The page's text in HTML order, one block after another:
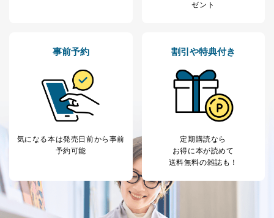
当社が取り扱う開示対象個人情報の利用目的は次のとお
当社の定期購読サ
ービス等をご利用
の方の個人情報
購入商品の配送のため
ｅメール等による商品、サービ
ス、キャンペーン等の広告の案内
個人が特定できない形で取得した
閲覧履歴や購買履歴等の情報を分
応じた新商品・サービスに関する
広告のため
2
いただいた方の個
お問い合わせ対応、トラブル対
処、オペレーター教育など応対品
質向上のため
カスタマーQ＆Aサイトの投稿内容
の確認のため
ゼント
事前予約
気になる本は発売日前から事前
予約可能
割引や特典付き
定期購読なら
お得に本が読めて
送料無料の雑誌も！